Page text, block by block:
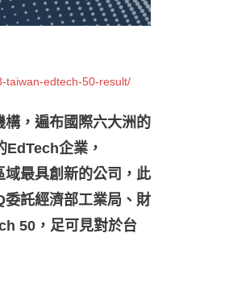
taiwan-edtech-50-result/
，遍布國際六大洲的
EdTech企業，
最具創新的公司，此
託經濟部工業局、財
50，足可見對於台